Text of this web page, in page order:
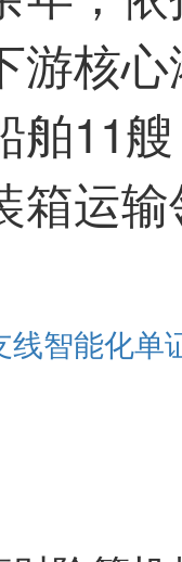
游核
舶11
箱运
线智能化单